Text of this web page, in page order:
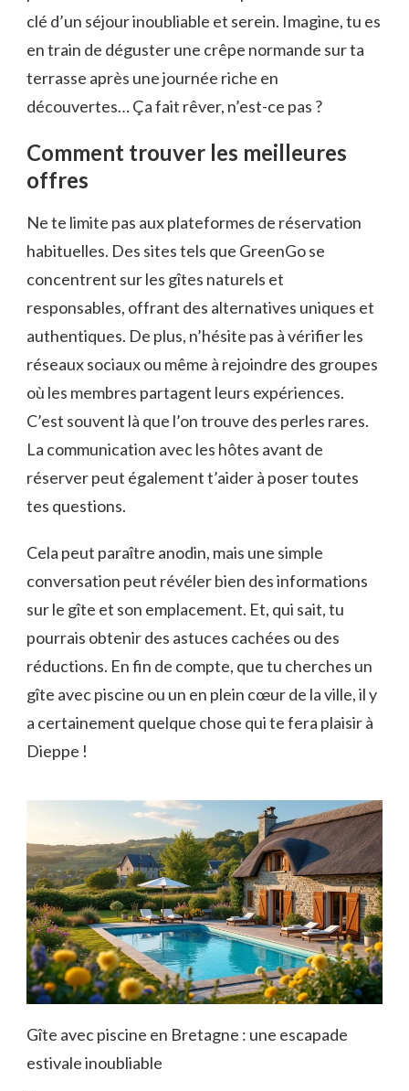
clé d’un séjour inoubliable et serein. Imagine, tu es
en train de déguster une crêpe normande sur ta
terrasse après une journée riche en
découvertes… Ça fait rêver, n’est-ce pas ?
Comment trouver les meilleures
offres
Ne te limite pas aux plateformes de réservation
habituelles. Des sites tels que GreenGo se
concentrent sur les gîtes naturels et
responsables, offrant des alternatives uniques et
authentiques. De plus, n’hésite pas à vérifier les
réseaux sociaux ou même à rejoindre des groupes
où les membres partagent leurs expériences.
C’est souvent là que l’on trouve des perles rares.
La communication avec les hôtes avant de
réserver peut également t’aider à poser toutes
tes questions.
Cela peut paraître anodin, mais une simple
conversation peut révéler bien des informations
sur le gîte et son emplacement. Et, qui sait, tu
pourrais obtenir des astuces cachées ou des
réductions. En fin de compte, que tu cherches un
gîte avec piscine ou un en plein cœur de la ville, il y
a certainement quelque chose qui te fera plaisir à
Dieppe !
Gîte avec piscine en Bretagne : une escapade
estivale inoubliable